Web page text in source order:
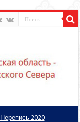
Перепись 2020